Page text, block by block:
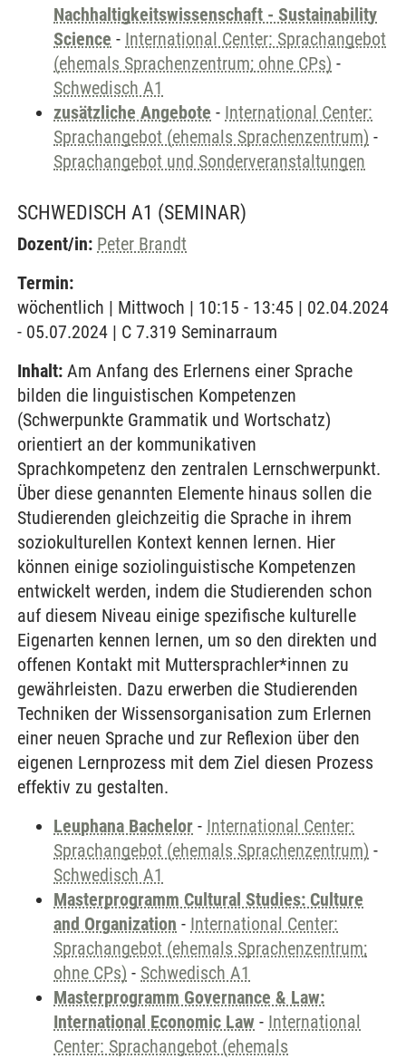
Nachhaltigkeitswissenschaft - Sustainability
Science - International Center: Sprachangebot
(ehemals Sprachenzentrum; ohne CPs) -
Schwedisch A1
zusätzliche Angebote - International Center:
Sprachangebot (ehemals Sprachenzentrum) -
Sprachangebot und Sonderveranstaltungen
SCHWEDISCH A1 (SEMINAR)
Dozent/in: Peter Brandt
Termin:
wöchentlich | Mittwoch | 10:15 - 13:45 | 02.04.2024
- 05.07.2024 | C 7.319 Seminarraum
Inhalt: Am Anfang des Erlernens einer Sprache
bilden die linguistischen Kompetenzen
(Schwerpunkte Grammatik und Wortschatz)
orientiert an der kommunikativen
Sprachkompetenz den zentralen Lernschwerpunkt.
Über diese genannten Elemente hinaus sollen die
Studierenden gleichzeitig die Sprache in ihrem
soziokulturellen Kontext kennen lernen. Hier
können einige soziolinguistische Kompetenzen
entwickelt werden, indem die Studierenden schon
auf diesem Niveau einige spezifische kulturelle
Eigenarten kennen lernen, um so den direkten und
offenen Kontakt mit Muttersprachler*innen zu
gewährleisten. Dazu erwerben die Studierenden
Techniken der Wissensorganisation zum Erlernen
einer neuen Sprache und zur Reflexion über den
eigenen Lernprozess mit dem Ziel diesen Prozess
effektiv zu gestalten.
Leuphana Bachelor - International Center:
Sprachangebot (ehemals Sprachenzentrum) -
Schwedisch A1
Masterprogramm Cultural Studies: Culture
and Organization - International Center:
Sprachangebot (ehemals Sprachenzentrum;
ohne CPs) - Schwedisch A1
Masterprogramm Governance & Law:
International Economic Law - International
Center: Sprachangebot (ehemals